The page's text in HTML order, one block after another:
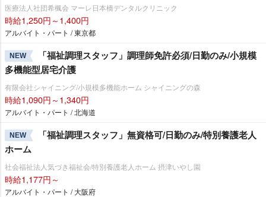
医療法人社団希楓会 マーレ日本橋デンタルクリニック
時給1,250円～1,400円
アルバイト・パート / 東京都
NEW
「福祉調理スタッフ」調理師免許必須/日勤のみ/小規模
多機能型居宅介護
有限会社シャイニング/小規模多機能ホーム シャイニングの森
時給1,090円～1,340円
アルバイト・パート / 北海道
NEW
「福祉調理スタッフ」無資格可/日勤のみ/特別養護老人
ホーム
社会福祉法人気づき福祉会/特別養護老人ホーム 摂津いやし園
時給1,177円～
アルバイト・パート / 大阪府